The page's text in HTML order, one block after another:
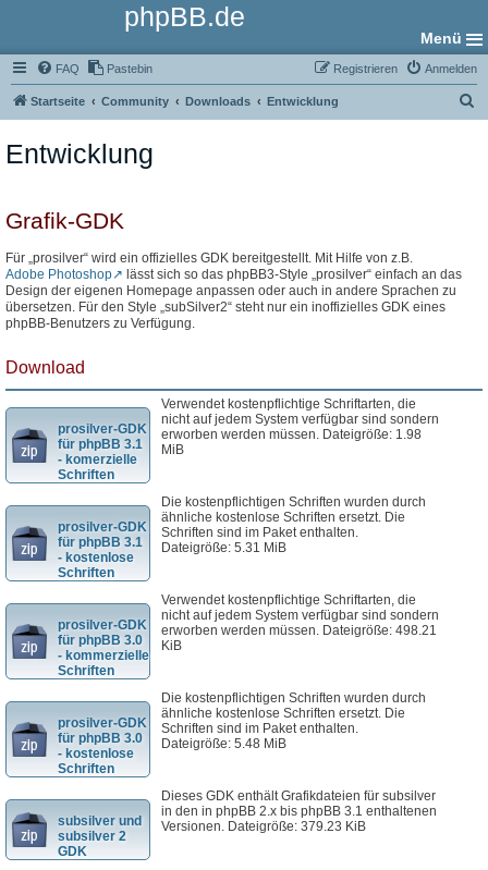
phpBB.de
Menü
FAQ Pastebin Anmelden
Registrieren
Startseite Community Downloads Entwicklung
Entwicklung
Grafik-GDK
Für „prosilver“ wird ein offizielles GDK bereitgestellt. Mit Hilfe von z.B.
Adobe Photoshop
lässt sich so das phpBB3-Style „prosilver“ einfach an das
Design der eigenen Homepage anpassen oder auch in andere Sprachen zu
übersetzen. Für den Style „subSilver2“ steht nur ein inoffizielles GDK eines
phpBB-Benutzers zu Verfügung.
Download
prosilver-GDK
für phpBB 3.1
- komerzielle
Schriften
Verwendet kostenpflichtige Schriftarten, die
nicht auf jedem System verfügbar sind sondern
erworben werden müssen. Dateigröße: 1.98
MiB
prosilver-GDK
für phpBB 3.1
- kostenlose
Schriften
Die kostenpflichtigen Schriften wurden durch
ähnliche kostenlose Schriften ersetzt. Die
Schriften sind im Paket enthalten.
Dateigröße: 5.31 MiB
prosilver-GDK
für phpBB 3.0
- kommerzielle
Schriften
Verwendet kostenpflichtige Schriftarten, die
nicht auf jedem System verfügbar sind sondern
erworben werden müssen. Dateigröße: 498.21
KiB
prosilver-GDK
für phpBB 3.0
- kostenlose
Schriften
Die kostenpflichtigen Schriften wurden durch
ähnliche kostenlose Schriften ersetzt. Die
Schriften sind im Paket enthalten.
Dateigröße: 5.48 MiB
subsilver und
subsilver 2
GDK
Dieses GDK enthält Grafikdateien für subsilver
in den in phpBB 2.x bis phpBB 3.1 enthaltenen
Versionen. Dateigröße: 379.23 KiB